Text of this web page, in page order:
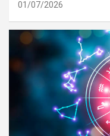
01/07/2026